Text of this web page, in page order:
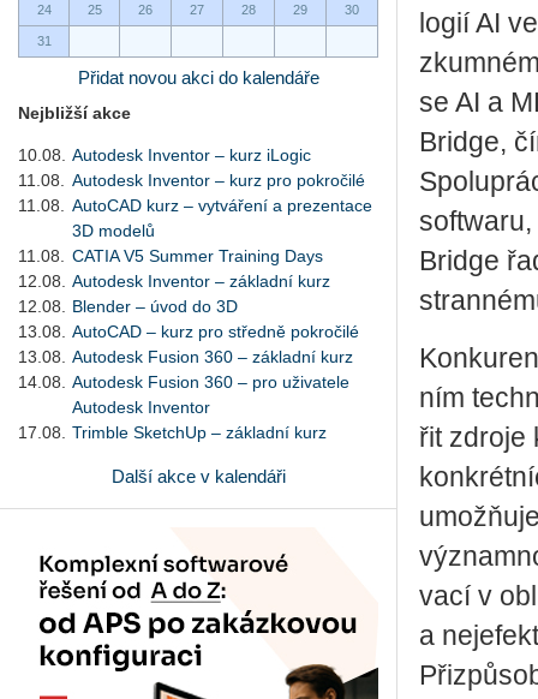
24 25 26 27 28 29 30
31
Přidat novou akci do kalendáře
Nejbližší akce
10.08.
Autodesk Inventor – kurz iLogic
11.08.
Autodesk Inventor – kurz pro pokročilé
11.08.
AutoCAD kurz – vytváření a prezentace
3D modelů
11.08.
CATIA V5 Summer Training Days
12.08.
Autodesk Inventor – základní kurz
12.08.
Blender – úvod do 3D
13.08.
AutoCAD – kurz pro středně pokročilé
13.08.
Autodesk Fusion 360 – základní kurz
14.08.
Autodesk Fusion 360 – pro uživatele
Autodesk Inventor
17.08.
Trimble SketchUp – základní kurz
Další akce v kalendáři
lo­gií AI
se AI a
Bridge,
Bridge
ním
řit zdro­je
va­cí v
a